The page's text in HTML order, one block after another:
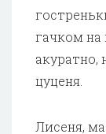
гачком на
акуратно,
цуценя.
Лисеня,